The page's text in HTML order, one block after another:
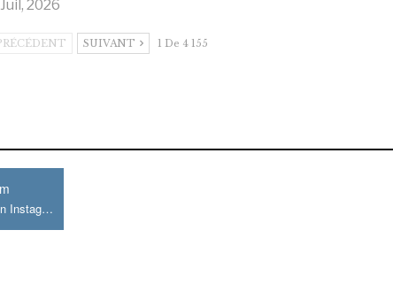
2026
SUIVANT 1 De 4 155
Join us on Instagram